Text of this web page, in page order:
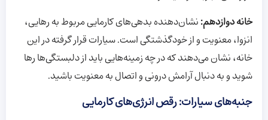
خانه دوازدهم:نشان‌دهنده بدهی‌های کارمایی مربوط به رهایی،
انزوا، معنویت و از خودگذشتگی است. سیارات قرار گرفته در این
خانه، نشان می‌دهند که در چه زمینه‌هایی باید از دلبستگی‌ها رها
شوید و به دنبال آرامش درونی و اتصال به معنویت باشید.
جنبه‌های سیارات: رقص انرژی‌های کارمایی